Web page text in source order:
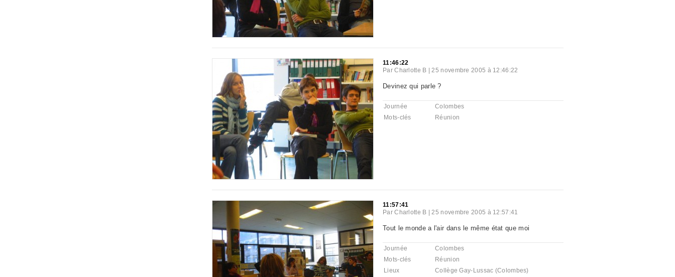
11:46:22
ParCharlotte B |25 novembre 2005 à 12:46:22
Devinez qui parle ?
Journée
Colombes
Mots-clés
Réunion
11:57:41
ParCharlotte B |25 novembre 2005 à 12:57:41
Tout le monde a l'air dans le même état que moi
Journée
Colombes
Mots-clés
Réunion
Lieux
Collège Gay-Lussac (Colombes)